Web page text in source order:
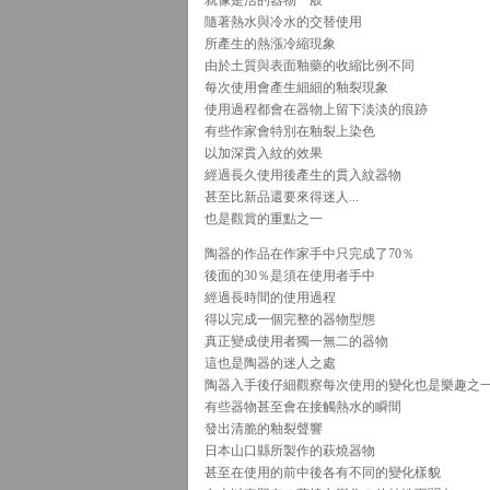
隨著熱水與冷水的交替使用
所產生的熱漲冷縮現象
由於土質與表面釉藥的收縮比例不同
每次使用會產生細細的釉裂現象
使用過程都會在器物上留下淡淡的痕跡
有些作家會特別在釉裂上染色
以加深貫入紋的效果
經過長久使用後產生的貫入紋器物
甚至比新品還要來得迷人...
也是觀賞的重點之一
陶器的作品在作家手中只完成了70％
後面的30％是須在使用者手中
經過長時間的使用過程
得以完成一個完整的器物型態
真正變成使用者獨一無二的器物
這也是陶器的迷人之處
陶器入手後仔細觀察每次使用的變化也是樂趣之
有些器物甚至會在接觸熱水的瞬間
發出清脆的釉裂聲響
日本山口縣所製作的萩燒器物
甚至在使用的前中後各有不同的變化樣貌